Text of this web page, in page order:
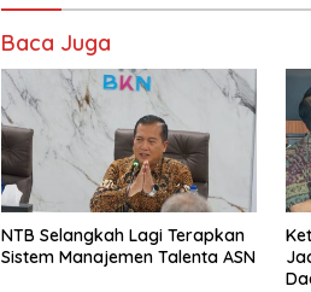
Baca Juga
NTB Selangkah Lagi Terapkan
Sistem Manajemen Talenta ASN